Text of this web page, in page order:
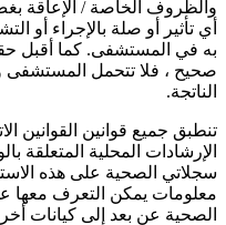
والظروف الخاصة / الإعاقة
أي تأثير أو صلة بالإجراء أو
به في المستشفى. كما أقبل
صحيح ، فلا تتحمل المستشفى
الناتجة.
تنطبق جميع قوانين القوانين
الإرشادات المحلية المتعلقة
سجلاتي الصحية على هذه
معلومات يمكن التعرف معها
الصحية عن بعد إلى كيانات